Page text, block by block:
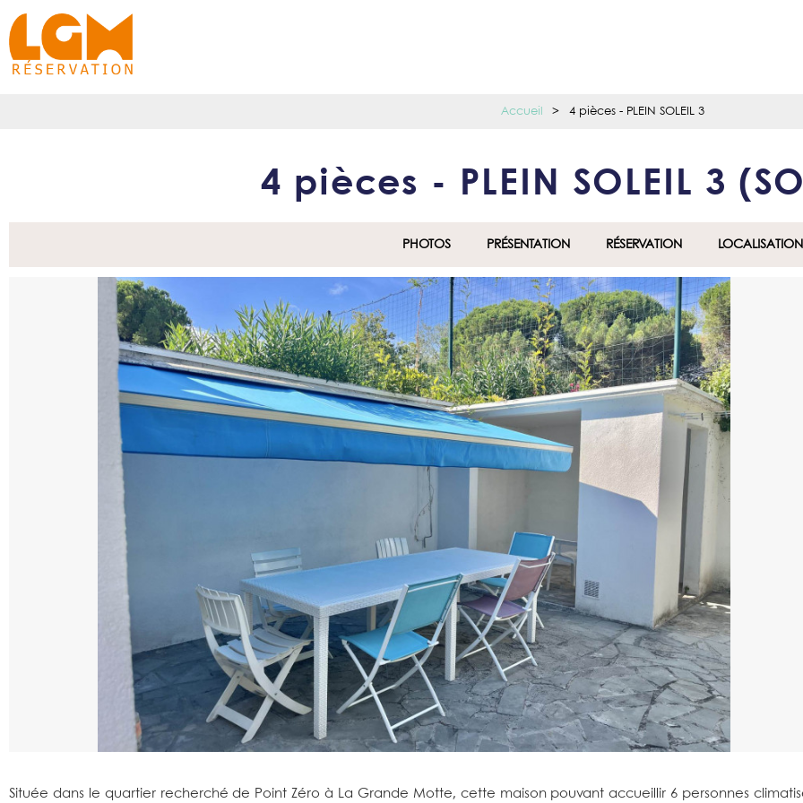
Accueil > 4 pièces - PLEIN SOLEIL 3
4 pièces - PLEIN SOLEIL 3 (
PHOTOS PRÉSENTATION RÉSERVATION LOCALISATION
Située dans le quartier recherché de Point Zéro à La Grande Motte, cette maison pouvant accueillir 6 personnes